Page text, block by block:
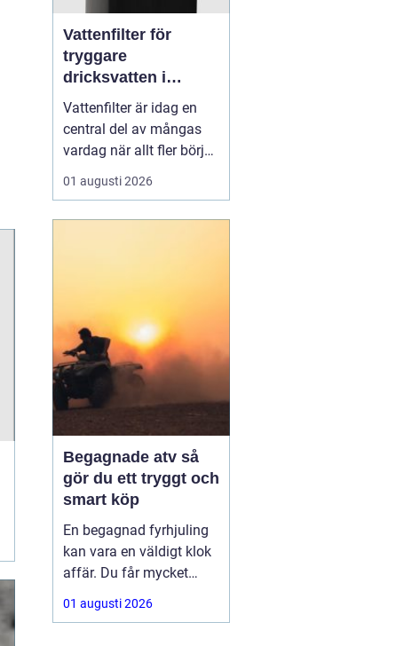
Vattenfilter för
tryggare
dricksvatten i
vardagen
Vattenfilter är idag en
central del av mångas
vardag när allt fler börjar
fundera på kvaliteten på
vattnet som kommer ur
hårt vat...
01 augusti 2026
Begagnade atv så
gör du ett tryggt och
smart köp
En begagnad fyrhjuling
kan vara en väldigt klok
affär. Du får mycket
funktion för pengarna
och slipper den största
01 augusti 2026